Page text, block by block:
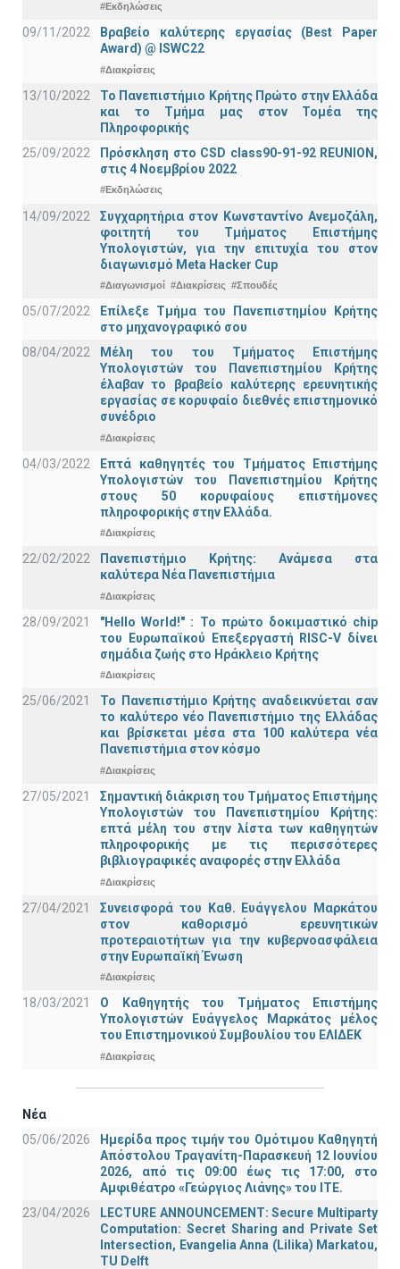
#Εκδηλώσεις
09/11/2022
Βραβείο καλύτερης εργασίας (Best Paper
Award) @ ISWC22
#Διακρίσεις
13/10/2022
Το Πανεπιστήμιο Κρήτης Πρώτο στην Ελλάδα
και το Τμήμα μας στον Τομέα της
Πληροφορικής
25/09/2022
Πρόσκληση στο CSD class90-91-92 REUNION,
στις 4 Νοεμβρίου 2022
#Εκδηλώσεις
14/09/2022
Συγχαρητήρια στον Κωνσταντίνο Ανεμοζάλη,
φοιτητή του Τμήματος Επιστήμης
Υπολογιστών, για την επιτυχία του στον
διαγωνισμό Meta Hacker Cup
#Διαγωνισμοί #Διακρίσεις #Σπουδές
05/07/2022
Επίλεξε Τμήμα του Πανεπιστημίου Κρήτης
στο μηχανογραφικό σου
08/04/2022
Μέλη του του Τμήματος Επιστήμης
Υπολογιστών του Πανεπιστημίου Κρήτης
έλαβαν το βραβείο καλύτερης ερευνητικής
εργασίας σε κορυφαίο διεθνές επιστημονικό
συνέδριο
#Διακρίσεις
04/03/2022
Επτά καθηγητές του Τμήματος Επιστήμης
Υπολογιστών του Πανεπιστημίου Κρήτης
στους 50 κορυφαίους επιστήμονες
πληροφορικής στην Ελλάδα.
#Διακρίσεις
22/02/2022
Πανεπιστήμιο Κρήτης: Ανάμεσα στα
καλύτερα Νέα Πανεπιστήμια
#Διακρίσεις
28/09/2021
"Hello World!" : Το πρώτο δοκιμαστικό chip
του Ευρωπαϊκού Επεξεργαστή RISC-V δίνει
σημάδια ζωής στο Ηράκλειο Κρήτης
#Διακρίσεις
25/06/2021
Το Πανεπιστήμιο Κρήτης αναδεικνύεται σαν
το καλύτερο νέο Πανεπιστήμιο της Ελλάδας
και βρίσκεται μέσα στα 100 καλύτερα νέα
Πανεπιστήμια στον κόσμο
#Διακρίσεις
27/05/2021
Σημαντική διάκριση του Τμήματος Επιστήμης
Υπολογιστών του Πανεπιστημίου Κρήτης:
επτά μέλη του στην λίστα των καθηγητών
πληροφορικής με τις περισσότερες
βιβλιογραφικές αναφορές στην Ελλάδα
#Διακρίσεις
27/04/2021
Συνεισφορά του Καθ. Ευάγγελου Μαρκάτου
στον καθορισμό ερευνητικών
προτεραιοτήτων για την κυβερνοασφάλεια
στην Ευρωπαϊκή Ένωση
#Διακρίσεις
18/03/2021
Ο Καθηγητής του Τμήματος Επιστήμης
Υπολογιστών Ευάγγελος Μαρκάτος μέλος
του Επιστημονικού Συμβουλίου του ΕΛΙΔΕΚ
#Διακρίσεις
Νέα
05/06/2026
Ημερίδα προς τιμήν του Ομότιμου Καθηγητή
Απόστολου Τραγανίτη-Παρασκευή 12 Ιουνίου
2026, από τις 09:00 έως τις 17:00, στο
Αμφιθέατρο «Γεώργιος Λιάνης» του ΙΤΕ.
23/04/2026
LECTURE ANNOUNCEMENT: Secure Multiparty
Computation: Secret Sharing and Private Set
Intersection, Evangelia Anna (Lilika) Markatou,
TU Delft